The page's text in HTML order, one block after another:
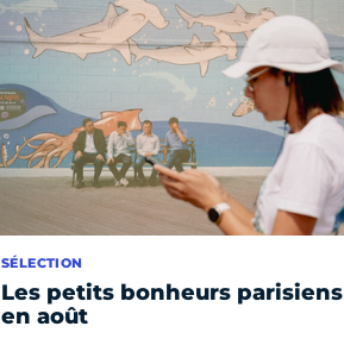
SÉLECTION
Les petits bonheurs parisiens
en août